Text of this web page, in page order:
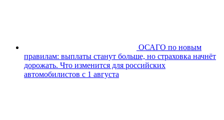
ОСАГО по новым
правилам: выплаты станут больше, но страховка начнёт
дорожать. Что изменится для российских
автомобилистов с 1 августа